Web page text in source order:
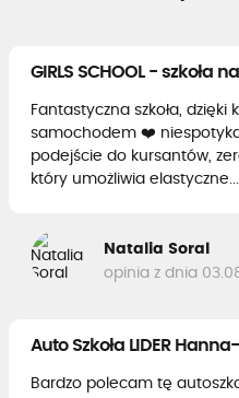
GIRLS SCHOOL - szkoła
Fantastyczna szkoła, dzięki
samochodem ❤️
podejście do kursantów,
który umożliwia elastyczne...
Natalia Soral
opinia z dnia
Auto Szkoła LIDER
Bardzo polecam tę